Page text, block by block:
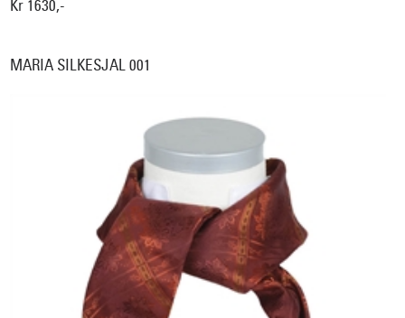
Kr 1630,-
MARIA SILKESJAL 001